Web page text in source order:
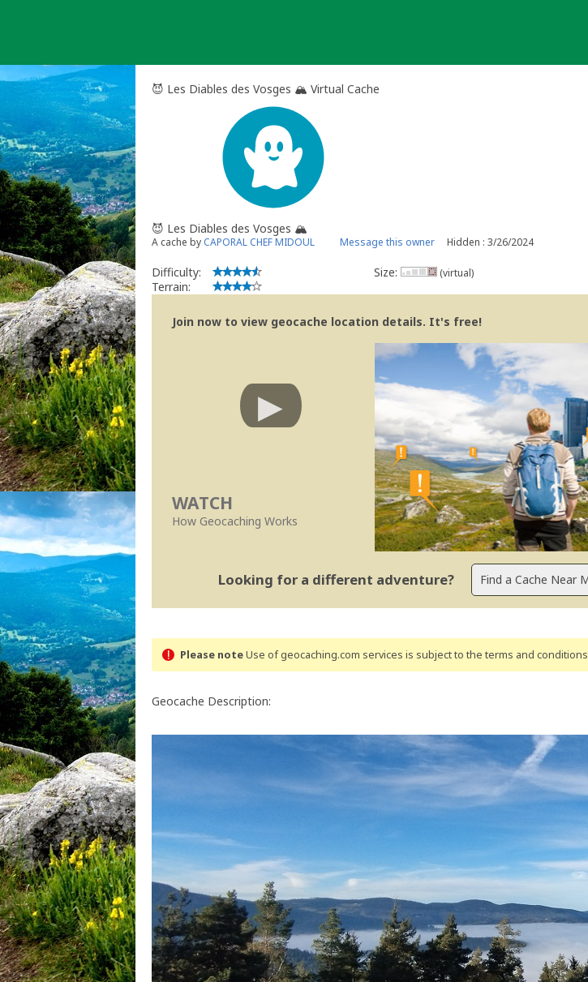
😈 Les Diables des Vosges 🏔️ Virtual Cache
😈 Les Diables des Vosges 🏔️
A cache by CAPORAL CHEF MIDOUL Message this owner Hidden : 3/26/2024
Difficulty:
Terrain:
Size: (virtual)
Join now to view geocache location details. It's free!
WATCH
How Geocaching Works
Looking for a different adventure?
Please noteUse of geocaching.com services is subject to the terms and conditions
Geocache Description: